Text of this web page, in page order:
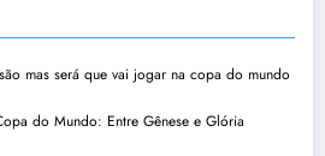
mas será que vai jogar na copa do mundo
do Mundo: Entre Gênese e Glória